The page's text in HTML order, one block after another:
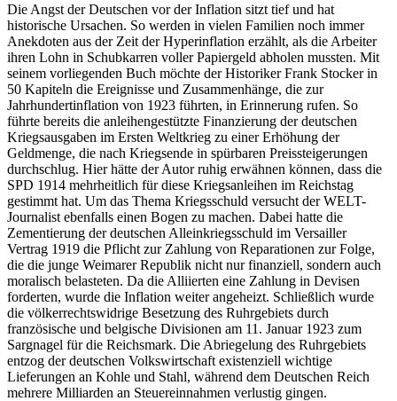
Die Angst der Deutschen vor der Inflation sitzt tief und hat
historische Ursachen. So werden in vielen Familien noch immer
Anek­doten aus der Zeit der Hyperinflation erzählt, als die Arbeiter
ihren Lohn in Schubkarren voller Papiergeld abholen mussten. Mit
seinem vorliegenden Buch möchte der Historiker Frank Stocker in
50 Kapiteln die Ereignisse und Zusammenhänge, die zur
Jahrhundertinflation von 1923 führten, in Erinnerung rufen. So
führte bereits die anleihengestützte Finanzierung der deutschen
Kriegsausgaben im Ersten Weltkrieg zu einer Erhöhung der
Geldmenge, die nach Kriegsende in spürbaren Preissteigerungen
durchschlug. Hier hätte der Autor ruhig erwähnen können, dass die
SPD 1914 mehrheitlich für diese Kriegsanleihen im Reichstag
gestimmt hat. Um das Thema Kriegsschuld versucht der WELT-
Journalist ebenfalls einen Bogen zu machen. Dabei hatte die
Zementierung der deutschen Alleinkriegsschuld im Versailler
Vertrag 1919 die Pflicht zur Zahlung von Reparationen zur Folge,
die die junge Weimarer Republik nicht nur finanziell, sondern auch
moralisch belasteten. Da die Alliierten eine Zahlung in Devisen
forderten, wurde die Inflation weiter angeheizt. Schließlich wurde
die völkerrechtswidrige Besetzung des Ruhrgebiets durch
französische und belgische Divisionen am 11. Januar 1923 zum
Sargnagel für die Reichsmark. Die Abriegelung des Ruhrgebiets
entzog der deutschen Volkswirtschaft existenziell wichtige
Lieferungen an Kohle und Stahl, während dem Deutschen Reich
mehrere Milliarden an Steuereinnahmen verlustig gingen.